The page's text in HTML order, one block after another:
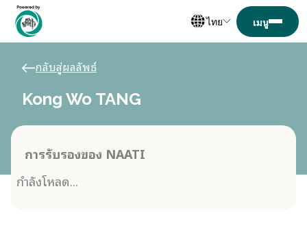
ไทย
กลับสู่ผลลัพธ์
Kong Wo TANG
การรับรองของ NAATI
กำลังโหลด...